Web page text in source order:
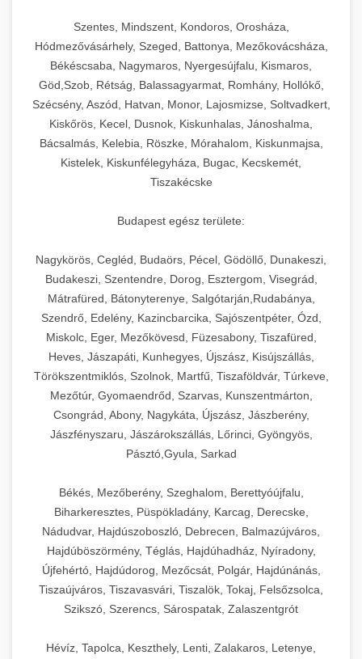
Szentes, Mindszent, Kondoros, Orosháza,
Hódmezővásárhely, Szeged, Battonya, Mezőkovácsháza,
Békéscsaba, Nagymaros, Nyergesújfalu, Kismaros,
Göd,Szob, Rétság, Balassagyarmat, Romhány, Hollókő,
Szécsény, Aszód, Hatvan, Monor, Lajosmizse, Soltvadkert,
Kiskőrös, Kecel, Dusnok, Kiskunhalas, Jánoshalma,
Bácsalmás, Kelebia, Röszke, Mórahalom, Kiskunmajsa,
Kistelek, Kiskunfélegyháza, Bugac, Kecskemét,
Tiszakécske
Budapest egész területe:
Nagykörös, Cegléd, Budaörs, Pécel, Gödöllő, Dunakeszi,
Budakeszi, Szentendre, Dorog, Esztergom, Visegrád,
Mátrafüred, Bátonyterenye, Salgótarján,Rudabánya,
Szendrő, Edelény, Kazincbarcika, Sajószentpéter, Ózd,
Miskolc, Eger, Mezőkövesd, Füzesabony, Tiszafüred,
Heves, Jászapáti, Kunhegyes, Újszász, Kisújszállás,
Törökszentmiklós, Szolnok, Martfű, Tiszaföldvár, Túrkeve,
Mezőtúr, Gyomaendrőd, Szarvas, Kunszentmárton,
Csongrád, Abony, Nagykáta, Újszász, Jászberény,
Jászfényszaru, Jászárokszállás, Lőrinci, Gyöngyös,
Pásztó,Gyula, Sarkad
Békés, Mezőberény, Szeghalom, Berettyóújfalu,
Biharkeresztes, Püspökladány, Karcag, Derecske,
Nádudvar, Hajdúszoboszló, Debrecen, Balmazújváros,
Hajdúböszörmény, Téglás, Hajdúhadház, Nyíradony,
Újfehértó, Hajdúdorog, Mezőcsát, Polgár, Hajdúnánás,
Tiszaújváros, Tiszavasvári, Tiszalök, Tokaj, Felsőzsolca,
Szikszó, Szerencs, Sárospatak, Zalaszentgrót
Hévíz, Tapolca, Keszthely, Lenti, Zalakaros, Letenye,